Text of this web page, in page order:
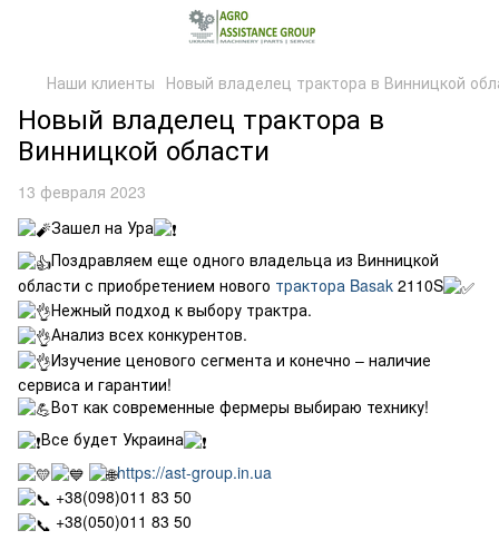
Наши клиенты Новый владелец трактора в Винницкой
Новый владелец трактора в
Винницкой области
13 февраля 2023
Зашел на Ура
Поздравляем еще одного владельца из Винницкой
области с приобретением нового трактора Basak 2110S
Нежный подход к выбору трактра.
Анализ всех конкурентов.
Изучение ценового сегмента и конечно – наличие
сервиса и гарантии!
Вот как современные фермеры выбираю технику!
Все будет Украина
https://ast-group.in.ua
+38(098)011 83 50
+38(050)011 83 50